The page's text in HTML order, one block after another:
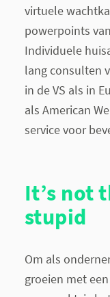
virtuele
powerpoints
Individuele
lang consulten
in de VS als in
als American
service voor
It’s not
stupid
Om als
groeien met